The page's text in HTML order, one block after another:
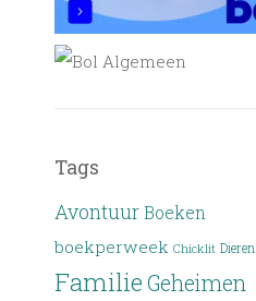
Tags
Avontuur Boeken
boekperweek Chicklit Dieren
Familie Geheimen